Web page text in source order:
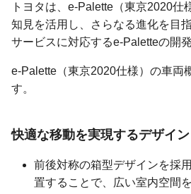
トヨタは、e-Palette（東京2020仕
知見を活用し、さらなる進化を目
サービスに対応するe-Paletteの開
e-Palette（東京2020仕様）の車両
す。
快適な移動を実現するデザイン
前後対称の箱型デザインを採
置することで、広い室内空間を